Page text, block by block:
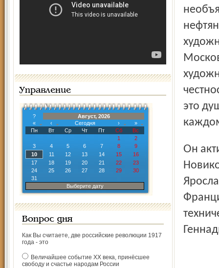
Управление
?
Август, 2026
«
‹ Сегодня ›
»
Пн
Вт Ср Чт Пт Сб
Вс
1
2
3
4 5 6 7 8
9
10
11 12 13 14 15
16
17
18 19 20 21 22
23
24
25 26 27 28 29
30
31
Выберите дату
Вопрос дня
Как Вы считаете, две российские революции 1917
года - это
Величайшее событие ХХ века, принёсшее
свободу и счастье народам России
это
Он активно выставляется, произведения Геннадия